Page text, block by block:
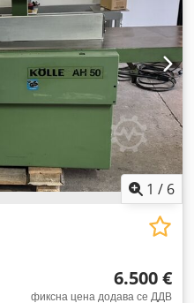
1 / 6
6.500 €
фиксна цена додава се ДДВ